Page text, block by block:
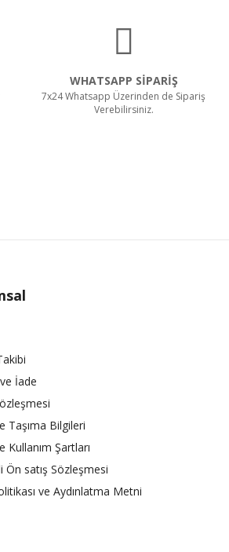
WHATSAPP SİPARİŞ
7x24 Whatsapp Üzerinden de Sipariş
Verebilirsiniz.
İade
Taşıma Bilgileri
Kullanım Şartları
Ön satış Sözleşmesi
ve Aydınlatma Metni